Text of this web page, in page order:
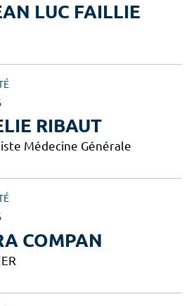
LUC FAILLIE
RIBAUT
Médecine Générale
COMPAN